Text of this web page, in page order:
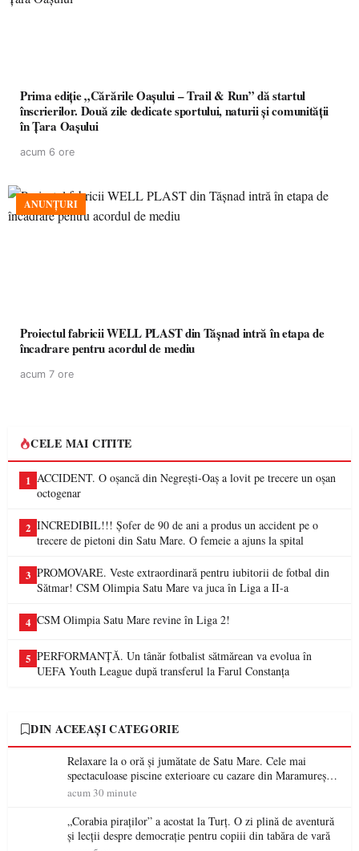
Prima ediție „Cărările Oașului – Trail & Run” dă startul
înscrierilor. Două zile dedicate sportului, naturii și comunității
în Țara Oașului
acum 6 ore
ANUNȚURI
Proiectul fabricii WELL PLAST din Tășnad intră în etapa de
încadrare pentru acordul de mediu
acum 7 ore
CELE MAI CITITE
1 ACCIDENT. O oșancă din Negrești-Oaș a lovit pe trecere un oșan
octogenar
2 INCREDIBIL!!! Șofer de 90 de ani a produs un accident pe o
trecere de pietoni din Satu Mare. O femeie a ajuns la spital
3 PROMOVARE. Veste extraordinară pentru iubitorii de fotbal din
Sătmar! CSM Olimpia Satu Mare va juca în Liga a II-a
4 CSM Olimpia Satu Mare revine în Liga 2!
5 PERFORMANȚĂ. Un tânăr fotbalist sătmărean va evolua în
UEFA Youth League după transferul la Farul Constanța
DIN ACEEAȘI CATEGORIE
Relaxare la o oră și jumătate de Satu Mare. Cele mai
spectaculoase piscine exterioare cu cazare din Maramureș,
ideale pentru o escapadă de vară
acum 30 minute
„Corabia piraților” a acostat la Turț. O zi plină de aventură
și lecții despre democrație pentru copiii din tabăra de vară